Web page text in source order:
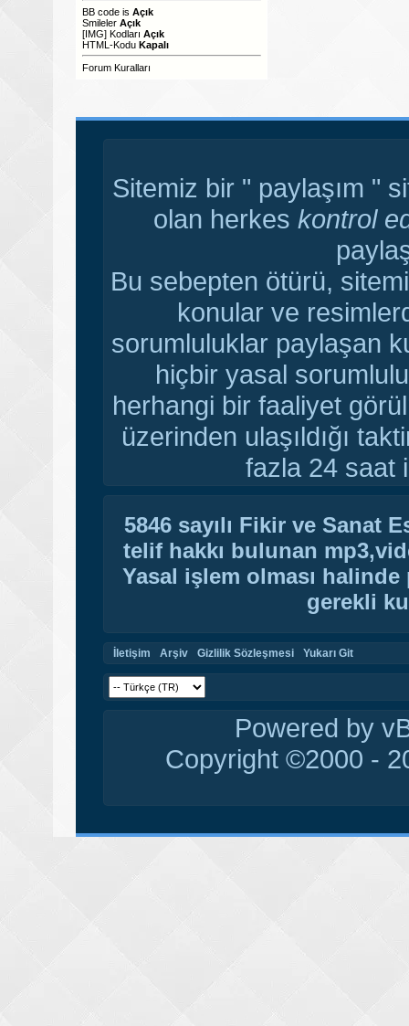
BB code is Açık
Smileler Açık
[IMG] Kodları Açık
HTML-Kodu Kapalı
Forum Kuralları
Sitemiz bir " paylaşım "
olan herkes kontrol
Bu sebepten ötürü,
konular ve
sorumluluklar paylaşan
hiçbir yasal
herhangi bir faaliyet
üzerinden ulaşıldığı
fazla 24 saat
5846 sayılı Fikir ve Sanat
telif hakkı bulunan
Yasal işlem olması
gerekli
İletişim Arşiv Gizlilik Sözleşmesi Yukarı Git
Powered by
Copyright ©2000 -